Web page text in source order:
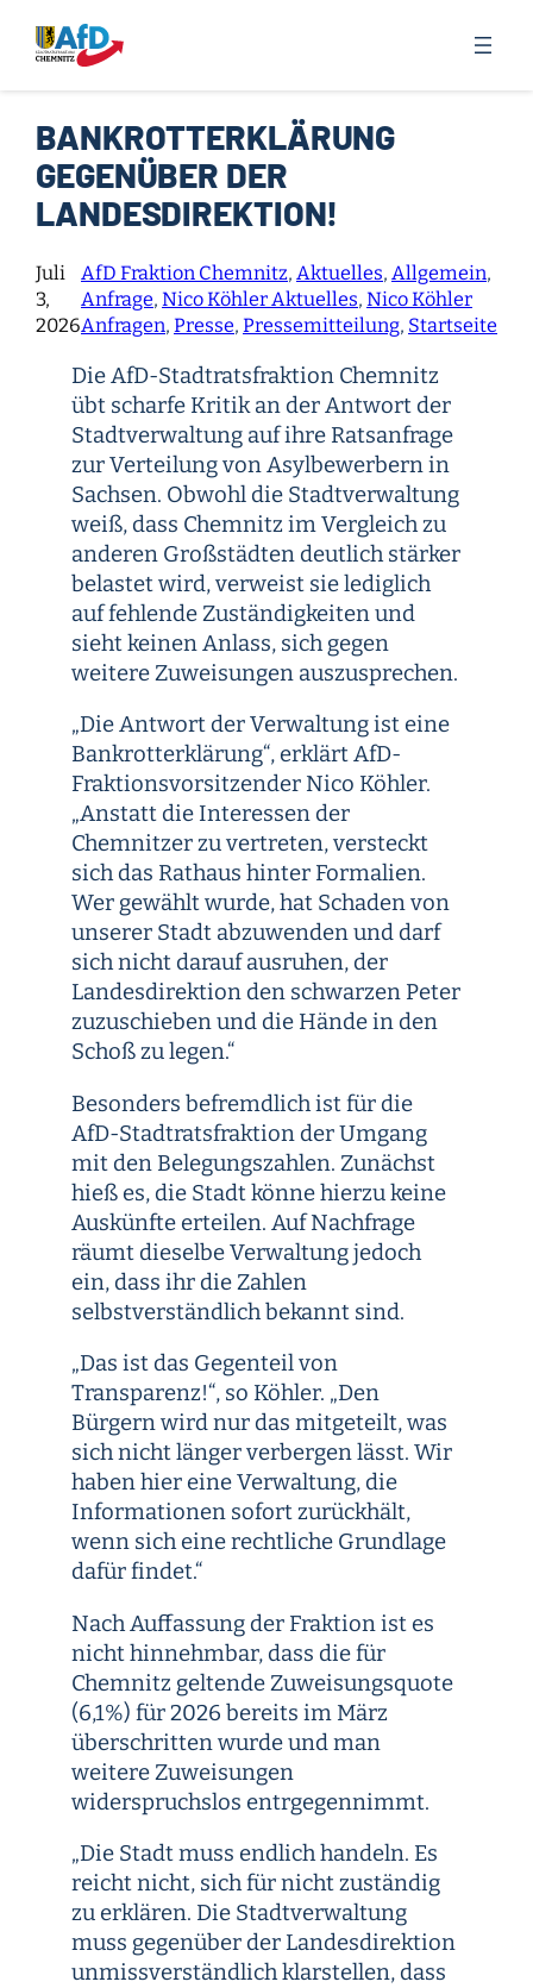
Inhalt
springen
BANKROTTERKLÄRUNG
GEGENÜBER DER
LANDESDIREKTION!
Juli
3,
2026
AfD Fraktion Chemnitz, Aktuelles, Allgemein
Anfrage, Nico Köhler Aktuelles, Nico Köhler
Anfragen, Presse, Pressemitteilung, Startseite
Die AfD-Stadtratsfraktion Chemnitz
übt scharfe Kritik an der Antwort der
Stadtverwaltung auf ihre Ratsanfrage
zur Verteilung von Asylbewerbern in
Sachsen. Obwohl die Stadtverwaltung
weiß, dass Chemnitz im Vergleich zu
anderen Großstädten deutlich stärker
belastet wird, verweist sie lediglich
auf fehlende Zuständigkeiten und
sieht keinen Anlass, sich gegen
weitere Zuweisungen auszusprechen.
„Die Antwort der Verwaltung ist eine
Bankrotterklärung“, erklärt AfD-
Fraktionsvorsitzender Nico Köhler.
„Anstatt die Interessen der
Chemnitzer zu vertreten, versteckt
sich das Rathaus hinter Formalien.
Wer gewählt wurde, hat Schaden von
unserer Stadt abzuwenden und darf
sich nicht darauf ausruhen, der
Landesdirektion den schwarzen Peter
zuzuschieben und die Hände in den
Schoß zu legen.“
Besonders befremdlich ist für die
AfD-Stadtratsfraktion der Umgang
mit den Belegungszahlen. Zunächst
hieß es, die Stadt könne hierzu keine
Auskünfte erteilen. Auf Nachfrage
räumt dieselbe Verwaltung jedoch
ein, dass ihr die Zahlen
selbstverständlich bekannt sind.
„Das ist das Gegenteil von
Transparenz!“, so Köhler. „Den
Bürgern wird nur das mitgeteilt, was
sich nicht länger verbergen lässt. Wir
haben hier eine Verwaltung, die
Informationen sofort zurückhält,
wenn sich eine rechtliche Grundlage
dafür findet.“
Nach Auffassung der Fraktion ist es
nicht hinnehmbar, dass die für
Chemnitz geltende Zuweisungsquote
(6,1%) für 2026 bereits im März
überschritten wurde und man
weitere Zuweisungen
widerspruchslos entrgegennimmt.
„Die Stadt muss endlich handeln. Es
reicht nicht, sich für nicht zuständig
zu erklären. Die Stadtverwaltung
muss gegenüber der Landesdirektion
unmissverständlich klarstellen, dass